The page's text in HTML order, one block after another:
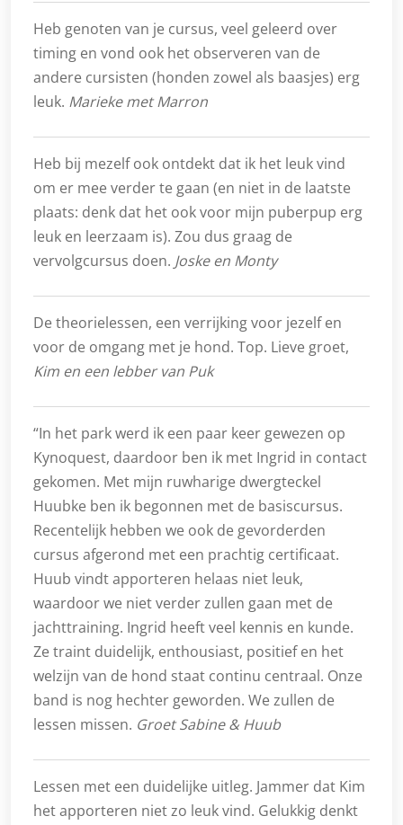
Heb genoten van je cursus, veel geleerd over
timing en vond ook het observeren van de
andere cursisten (honden zowel als baasjes) erg
leuk. Marieke met Marron
Heb bij mezelf ook ontdekt dat ik het leuk vind
om er mee verder te gaan (en niet in de laatste
plaats: denk dat het ook voor mijn puberpup erg
leuk en leerzaam is). Zou dus graag de
vervolgcursus doen. Joske en Monty
De theorielessen, een verrijking voor jezelf en
voor de omgang met je hond. Top. Lieve groet,
Kim en een lebber van Puk
“In het park werd ik een paar keer gewezen op
Kynoquest, daardoor ben ik met Ingrid in contact
gekomen. Met mijn ruwharige dwergteckel
Huubke ben ik begonnen met de basiscursus.
Recentelijk hebben we ook de gevorderden
cursus afgerond met een prachtig certificaat.
Huub vindt apporteren helaas niet leuk,
waardoor we niet verder zullen gaan met de
jachttraining. Ingrid heeft veel kennis en kunde.
Ze traint duidelijk, enthousiast, positief en het
welzijn van de hond staat continu centraal. Onze
band is nog hechter geworden. We zullen de
lessen missen. Groet Sabine & Huub
Lessen met een duidelijke uitleg. Jammer dat Kim
het apporteren niet zo leuk vind. Gelukkig denkt